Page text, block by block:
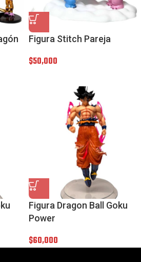
Figura Stitch Pareja
$50,000
Figura Dragon Ball Goku
Power
$60,000